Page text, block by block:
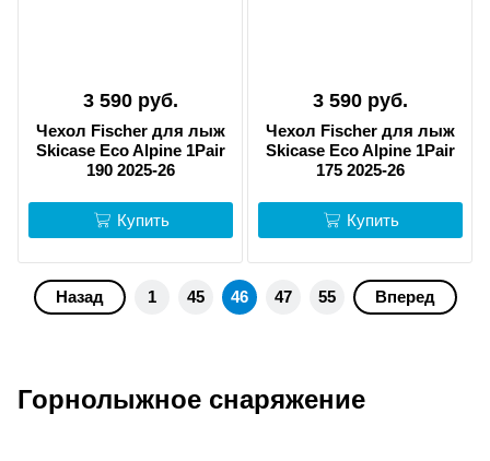
3 590 руб.
Чехол Fischer для лыж
Skicase Eco Alpine 1Pair
190 2025-26
Купить
3 590 руб.
Чехол Fischer для лыж
Skicase Eco Alpine 1Pair
175 2025-26
Купить
Назад 1 45 46 47 55 Вперед
Горнолыжное снаряжение